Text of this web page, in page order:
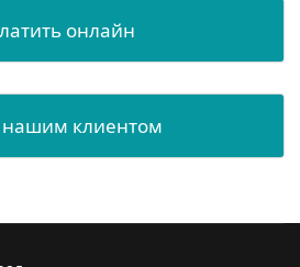
онлайн
нашим клиентом